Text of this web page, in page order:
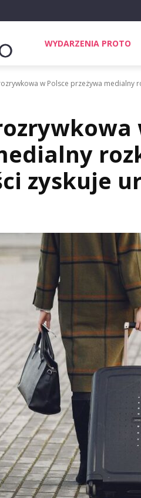
WYDARZENIA PROTO
w Polsce przeżywa medialny
zyskuje